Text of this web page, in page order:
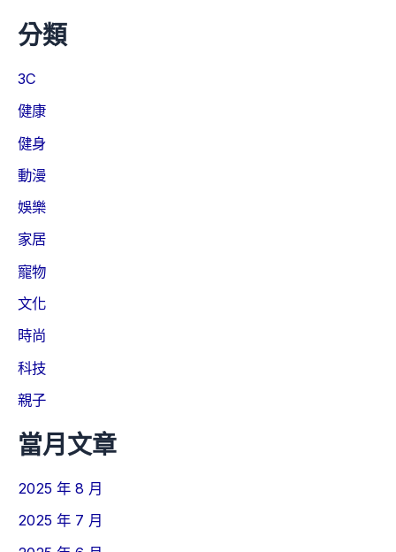
分類
3C
健康
健身
動漫
娛樂
家居
寵物
文化
時尚
科技
親子
當月文章
2025 年 8 月
2025 年 7 月